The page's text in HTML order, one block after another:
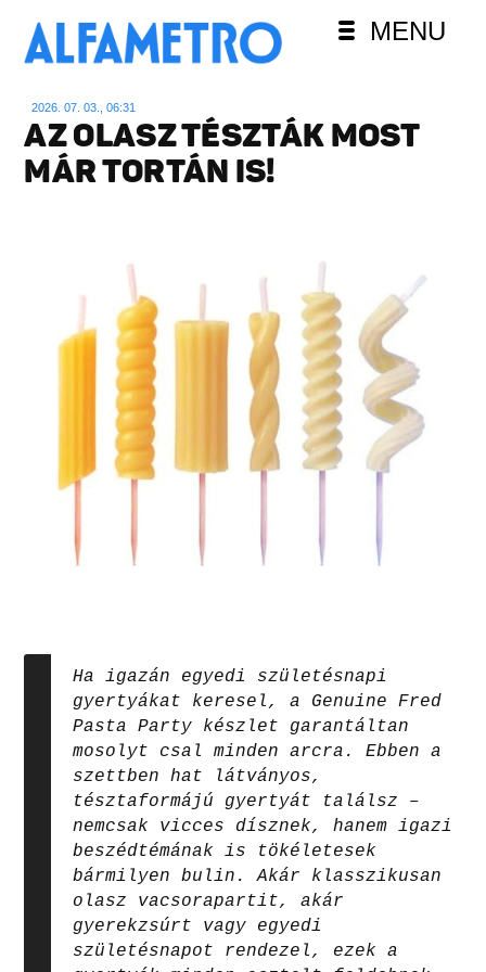
MENU
2026. 07. 03., 06:31
AZ OLASZ TÉSZTÁK MOST
MÁR TORTÁN IS!
Ha igazán egyedi születésnapi
gyertyákat keresel, a Genuine Fred
Pasta Party készlet garantáltan
mosolyt csal minden arcra. Ebben a
szettben hat látványos,
tésztaformájú gyertyát találsz –
nemcsak vicces dísznek, hanem igazi
beszédtémának is tökéletesek
bármilyen bulin. Akár klasszikusan
olasz vacsorapartit, akár
gyerekzsúrt vagy egyedi
születésnapot rendezel, ezek a